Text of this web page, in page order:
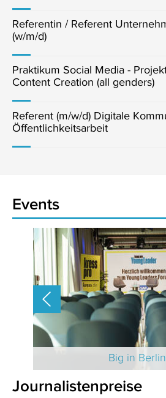
Referentin / Referent
(w/m/d)
Praktikum Social Media -
Content Creation (all genders)
Referent (m/w/d) Digitale
Öffentlichkeitsarbeit
Events
Big in Berlin
Journalistenpreise